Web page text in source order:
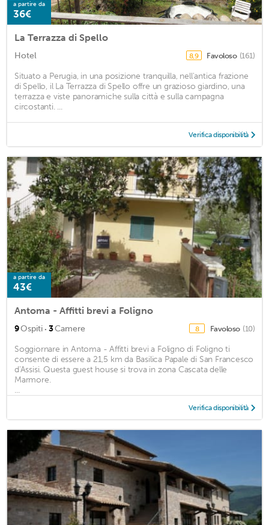
a partire da
36€
La Terrazza di Spello
Hotel 8,9 Favoloso (161)
Situato a Perugia, in una posizione tranquilla, nell'antica frazione
di Spello, il La Terrazza di Spello offre un grazioso giardino, una
terrazza e viste panoramiche sulla città e sulla campagna
circostanti. ...
Verifica disponibilità
a partire da
43€
Antoma - Affitti brevi a Foligno
9Ospiti · 3Camere 8 Favoloso (10)
Soggiornare in Antoma - Affitti brevi a Foligno di Foligno ti
consente di essere a 21,5 km da Basilica Papale di San Francesco
d'Assisi. Questa guest house si trova in zona Cascata delle
Marmore.
...
Verifica disponibilità